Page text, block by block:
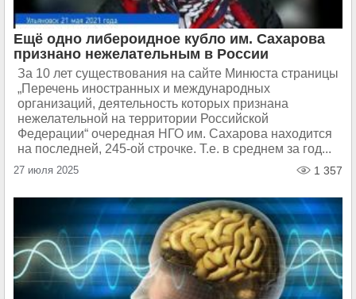
Ещё одно либероидное кубло им. Сахарова
признано нежелательным в России
За 10 лет существования на сайте Минюста страницы
„Перечень иностранных и международных
организаций, деятельность которых признана
нежелательной на территории Российской
Федерации“ очередная НГО им. Сахарова находится
на последней, 245-ой строчке. Т.е. в среднем за год...
27 июля 2025 1 357